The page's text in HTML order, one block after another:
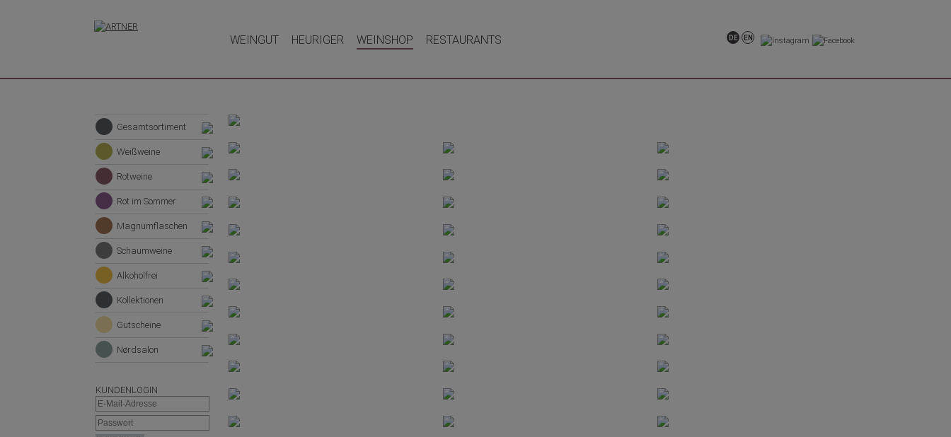
DE EN
WEINGUT HEURIGER WEINSHOP RESTAURANTS
Gesamtsortiment
Weißweine
Rotweine
Rot im Sommer
Magnumflaschen
Schaumweine
Alkoholfrei
Kollektionen
Gutscheine
Nørdsalon
KUNDENLOGIN